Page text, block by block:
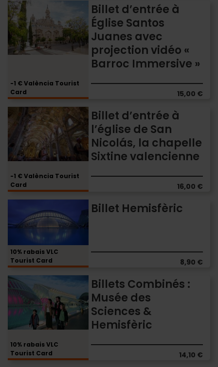
bateau
-1 € València Tourist
Card
Billet d’entrée à
Église Santos
Juanes avec
projection vidéo «
Barroc Immersive »
15,00 €
Billet
d’entrée
à
Église
Santos
Juanes
vidéo
«
Barroc
Immersive
-1 € València Tourist
Card
Billet d’entrée à
l’église de San
Nicolás, la chapelle
Sixtine valencienne
16,00 €
d’entrée
à
l’église
San
Nicolás,
la
chapelle
valencienne
10% rabais VLC
Tourist Card
Billet Hemisfèric
8,90 €
Hemisfèric
10% rabais VLC
Tourist Card
Billets Combinés :
Musée des
Sciences &
Hemisfèric
14,10 €
Billets
Combinés
:
Musée
Sciences
&
Hemisfèric